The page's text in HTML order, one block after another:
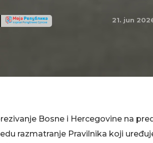
21. jun
Bosne i Hercegovine na
razmatranje Pravilnika koji